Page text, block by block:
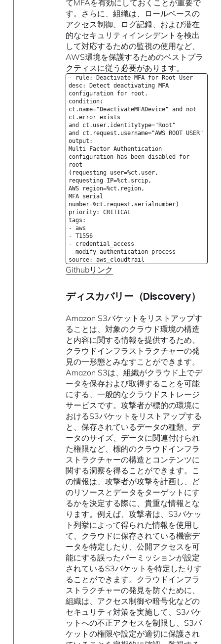
てMFAを有効にしておくことが重要で
す。さらに、組織は、ロールベースの
アクセス制御、ログ記録、および潜在
的なセキュリティインシデントを検出
して対応するための監視の使用など、
AWS環境を保護するためのベストプラ
クティスに従う必要があります。
- rule: Deactivate MFA for Root User
desc: Detect deactivating MFA
configuration for root.
condition:
ct.name="DeactivateMFADevice" and not
ct.error exists
and ct.user.identitytype="Root"
and ct.request.username="AWS ROOT USER"
output:
Multi Factor Authentication
configuration has been disabled for
root
(requesting user=%ct.user,
requesting IP=%ct.srcip,
AWS region=%ct.region,
MFA serial
number=%ct.request.serialnumber)
priority: CRITICAL
tags:
- aws
- T1556
- credential_access
- modify_authentication_process
source: aws_cloudtrail
Githubリンク
ディスカバリー（Discovery）
Amazon S3バケットをリストアップす
ることは、対象のクラウド環境の構造
と内容に関する情報を提供するため、
クラウドインフラストラクチャーの発
見の一形態とみなすことができます。
Amazon S3は、組織がクラウド上でデ
ータを保存および取得することを可能
にする、一般的なクラウドストレージ
サービスです。攻撃者が標的の環境に
おけるS3バケットをリストアップする
と、保存されているデータの種類、デ
ータのサイズ、データに関連付けられ
た権限など、標的のクラウドインフラ
ストラクチャーの構造とコンテンツに
関する洞察を得ることができます。こ
の情報は、攻撃者が攻撃を計画し、ど
のリソースとデータをターゲットにす
るかを決定する際に、貴重な情報とな
ります。例えば、攻撃者は、S3バケッ
ト列挙によって得られた情報を使用し
て、クラウドに保存されている機密デ
ータを特定したり、公開アクセスを可
能にする誤ったパーミッションが設定
されているS3バケットを特定したりす
ることができます。クラウドインフラ
ストラクチャーの発見を防ぐために、
組織は、アクセス制御や暗号化などの
セキュリティ対策を実施して、S3バケ
ットへの不正アクセスを制限し、S3バ
ケットの権限や設定が適切に保護され